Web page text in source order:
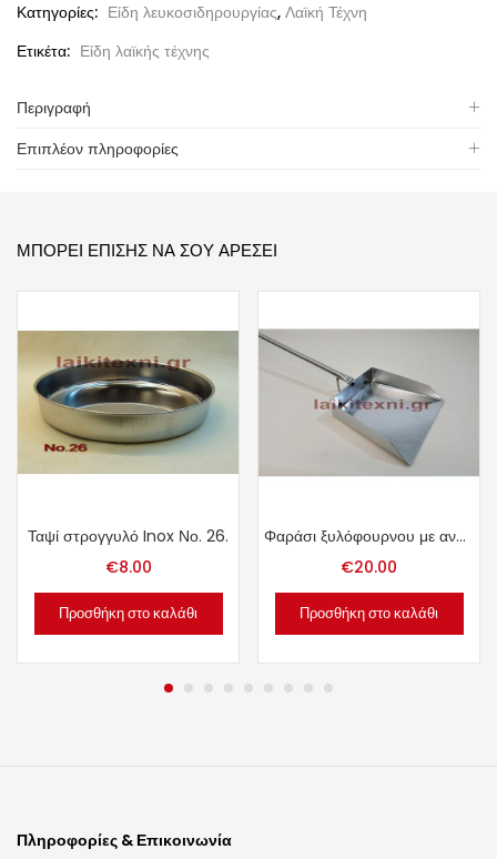
Κατηγορίες: Είδη λευκοσιδηρουργίας, Λαϊκή Τέχνη
Ετικέτα: Είδη λαϊκής τέχνης
Περιγραφή
Επιπλέον πληροφορίες
ΜΠΟΡΕΊ ΕΠΊΣΗΣ ΝΑ ΣΟΥ ΑΡΈΣΕΙ
Ταψί στρογγυλό Inox Νο. 26.
€8.00
Προσθήκη στο καλάθι
Φαράσι ξυλόφουρνου με ανοξείδωτη σωλήνα.
€20.00
Προσθήκη στο καλάθι
Πληροφορίες & Επικοινωνία